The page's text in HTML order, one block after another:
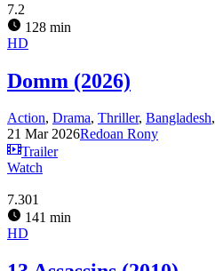
7.2
128 min
HD
Domm (2026)
Action, Drama, Thriller, Bangladesh,
21 Mar 2026Redoan Rony
Trailer
Watch
7.301
141 min
HD